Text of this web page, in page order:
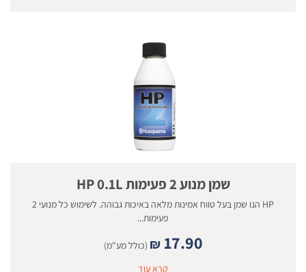
שמן מנוע 2 פעימות HP 0.1L
HP הנו שמן בעל טווח אמינות מלאה באיכות גבוהה. לשימוש כל מנועי 2
פעימות...
₪ 17.90
(כולל מע"מ)
קרא עוד